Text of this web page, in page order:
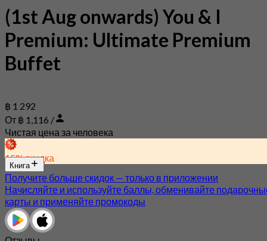
(1st Aug onwards) You & I
Premium: Ultimate Premium
Buffet
฿ 1 292
От ฿ 1,116 /
Чистая цена за человека
15% скидка
Книга
Получите больше скидок — только в приложении
Начисляйте и используйте баллы, обменивайте
карты и применяйте промокоды